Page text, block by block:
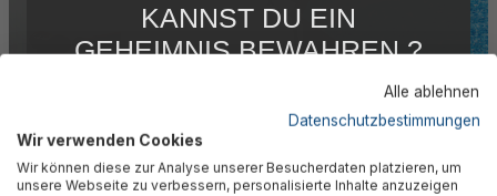
Smarte Power-Verbinder
Alle ablehnen
Datenschutzbestimmungen
Wir verwenden Cookies
Wir können diese zur Analyse unserer Besucherdaten platzieren, um
unsere Webseite zu verbessern, personalisierte Inhalte anzuzeigen
KANNST DU EIN
GEHEIMNIS BEWAHREN ?
FÜR DICH
Abonniere jetzt unseren kostenlosen
Newsletter, verpasse keine Neuigkeiten und
Aktionen mehr und sichere Dir 5 %